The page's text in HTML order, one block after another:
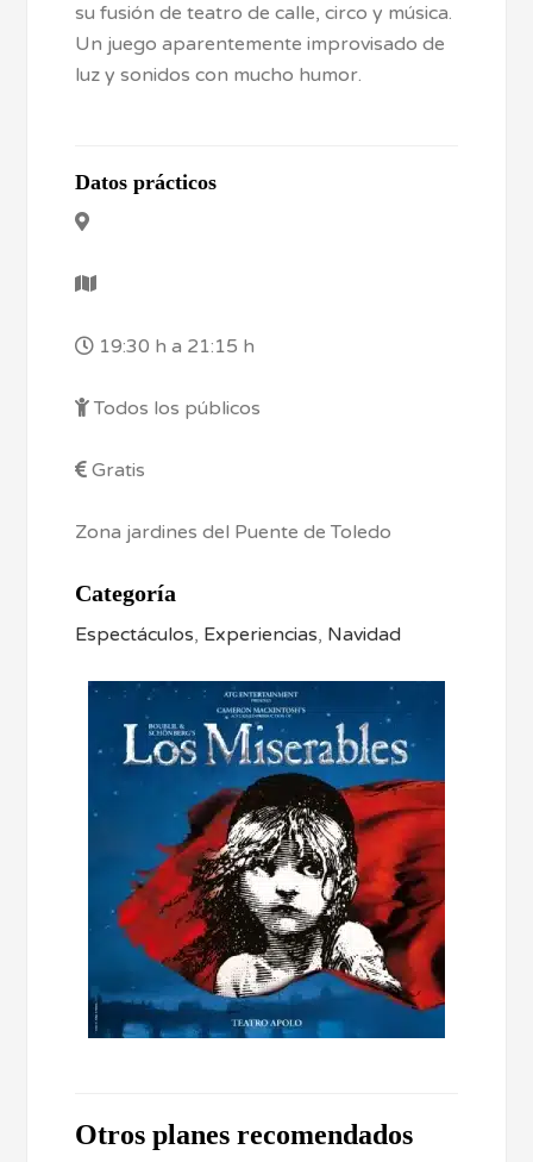
su fusión de teatro de calle, circo y música.
Un juego aparentemente improvisado de
luz y sonidos con mucho humor.
Datos prácticos
19:30 h a 21:15 h
Todos los públicos
Gratis
Zona jardines del Puente de Toledo
Categoría
Espectáculos, Experiencias, Navidad
Otros planes recomendados